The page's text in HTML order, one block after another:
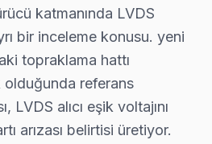
TV Servisi
güncel konut projeleri ile birlikte
Servisi
televizyon kullanıcıları için
katmanında LVDS
bir inceleme konusu. yeni
topraklama hattı
olduğunda referans
LVDS alıcı eşik voltajını
arızası belirtisi üretiyor.